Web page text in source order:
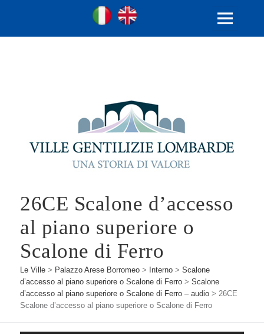
Ville Gentilizie Lombarde
Ita
MENU
26CE Scalone d’accesso
al piano superiore o
Scalone di Ferro
Le Ville > Palazzo Arese Borromeo > Interno >Scalone
d’accesso al piano superiore o Scalone di Ferro >Scalone
d’accesso al piano superiore o Scalone di Ferro – audio >26CE
Scalone d’accesso al piano superiore o Scalone di Ferro